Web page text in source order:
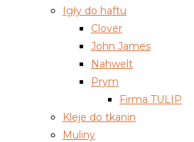
Igły do haftu
Clover
John James
Nahwelt
Prym
Firma TULIP
Kleje do tkanin
Muliny